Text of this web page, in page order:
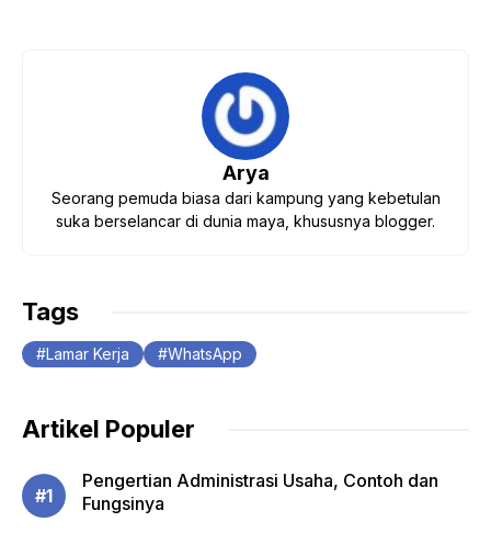
Arya
Seorang pemuda biasa dari kampung yang kebetulan
suka berselancar di dunia maya, khususnya blogger.
Tags
Lamar Kerja WhatsApp
Artikel Populer
Pengertian Administrasi Usaha, Contoh dan
Fungsinya